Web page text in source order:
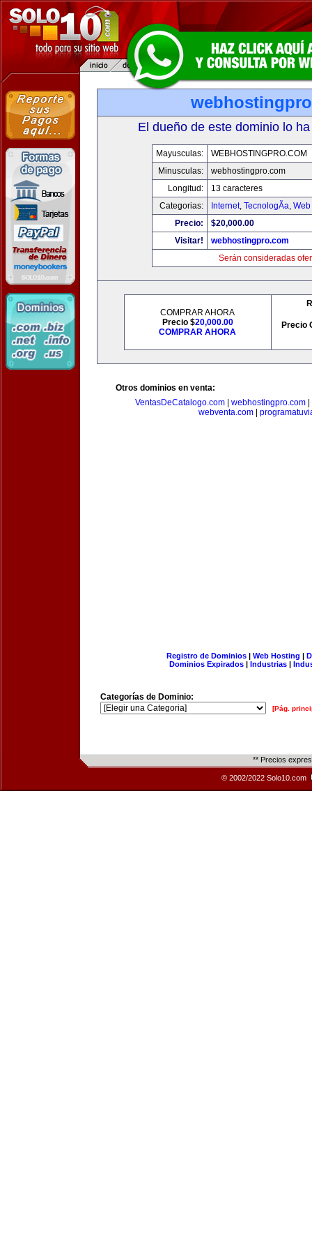
El dueño de este dominio lo
Mayusculas:
WEBHOSTINGPRO.COM
Minusculas:
webhostingpro.com
Longitud:
13 caracteres
Categorias:
Internet, TecnologÃ­a,
Precio:
$20,000.00
Visitar!
webhostingpro.com
Serán consideradas
COMPRAR AHORA
Precio $20,000.00
COMPRAR AHORA
Precio
Otros dominios en venta:
VentasDeCatalogo.com| webhostingpro.com|
webventa.com|
Registro de Dominios| Web Hosting |
Dominios Expirados | Industrias |
Categorías de Dominio:
[Pág.
** Precios
© 2002/2022 Solo10.com